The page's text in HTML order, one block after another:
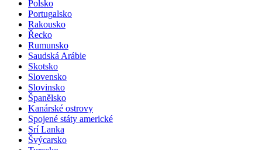
Polsko
Portugalsko
Rakousko
Řecko
Rumunsko
Saudská Arábie
Skotsko
Slovensko
Slovinsko
Španělsko
Kanárské ostrovy
Spojené státy americké
Srí Lanka
Švýcarsko